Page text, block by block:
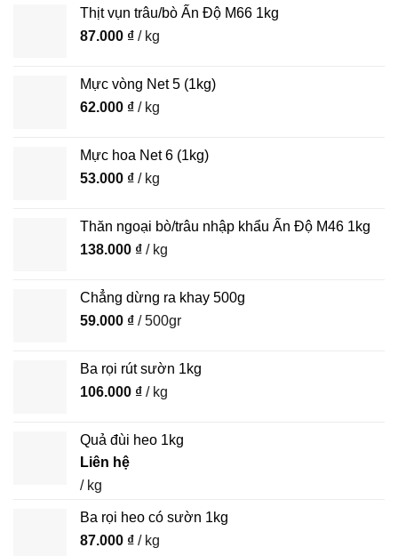
Thịt vụn trâu/bò Ấn Độ M66 1kg
87.000 ₫ / kg
Mực vòng Net 5 (1kg)
62.000 ₫ / kg
Mực hoa Net 6 (1kg)
53.000 ₫ / kg
Thăn ngoại bò/trâu nhập khẩu Ấn Độ M46 1kg
138.000 ₫ / kg
Chẳng dừng ra khay 500g
59.000 ₫ / 500gr
Ba rọi rút sườn 1kg
106.000 ₫ / kg
Quả đùi heo 1kg
Liên hệ
/ kg
Ba rọi heo có sườn 1kg
87.000 ₫ / kg